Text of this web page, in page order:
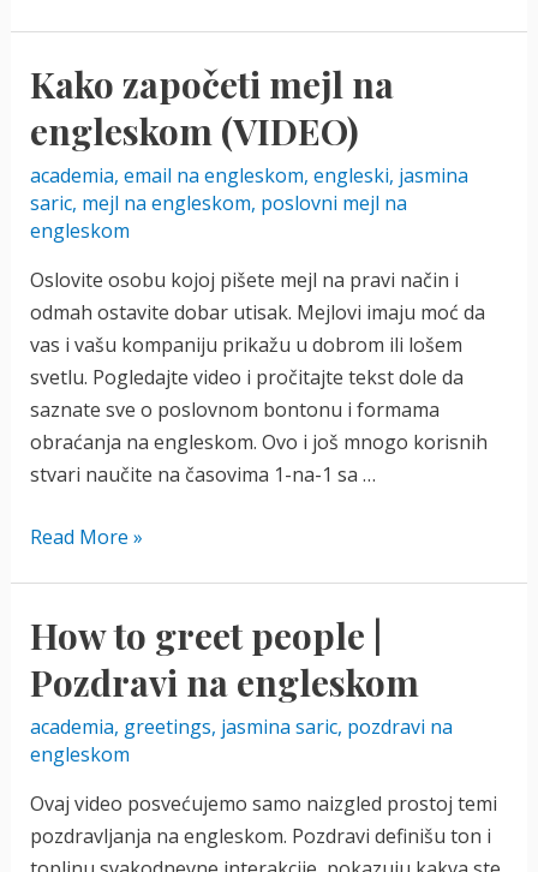
30-
izazov
Kako započeti mejl na
engleskom (VIDEO)
academia, email na engleskom, engleski, jasmina
saric, mejl na engleskom, poslovni mejl na
engleskom
Oslovite osobu kojoj pišete mejl na pravi način i
odmah ostavite dobar utisak. Mejlovi imaju moć da
vas i vašu kompaniju prikažu u dobrom ili lošem
svetlu. Pogledajte video i pročitajte tekst dole da
saznate sve o poslovnom bontonu i formama
obraćanja na engleskom. Ovo i još mnogo korisnih
stvari naučite na časovima 1-na-1 sa …
Kako
na
engleskom
(VIDEO)
Read More »
How to greet people |
Pozdravi na engleskom
academia, greetings, jasmina saric, pozdravi na
engleskom
Ovaj video posvećujemo samo naizgled prostoj temi
pozdravljanja na engleskom. Pozdravi definišu ton i